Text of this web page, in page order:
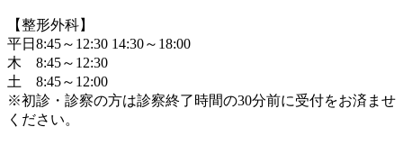
【整形外科】
平日8:45～12:30 14:30～18:00
木 8:45～12:30
土 8:45～12:00
※初診・診察の方は診察終了時間の30分前に受付をお済ませ
ください。